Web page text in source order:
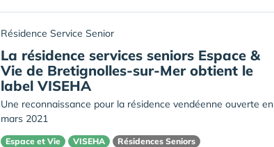
Résidence Service Senior
La résidence services seniors Espace &
Vie de Bretignolles-sur-Mer obtient le
label VISEHA
Une reconnaissance pour la résidence vendéenne ouverte en
mars 2021
Espace et Vie VISEHA
Résidences Seniors